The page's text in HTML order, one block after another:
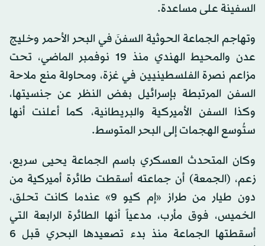
السفينة على مساعدة.
وتهاجم الجماعة الحوثية السفنَ في البحر الأحمر وخليج
عدن والمحيط الهندي منذ 19 نوفمبر الماضي، تحت
مزاعم نصرة الفلسطينيين في غزة، ومحاولة منع ملاحة
السفن المرتبطة بإسرائيل بغض النظر عن جنسيتها،
وكذا السفن الأميركية والبريطانية، كما أعلنت أنها
ستُوسع الهجمات إلى البحر المتوسط.
وكان المتحدث العسكري باسم الجماعة يحيى سريع،
زعم، (الجمعة) أن جماعته أسقطت طائرة أميركية من
دون طيار من طراز «إم كيو 9» عندما كانت تحلق،
الخميس، فوق مأرب، مدعياً أنها الطائرة الرابعة التي
أسقطتها الجماعة منذ بدء تصعيدها البحري قبل 6